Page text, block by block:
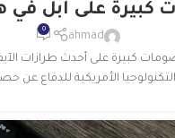
على أبل في
ahmad
0
كبيرة على أحدث طرازات
الأمريكية للدفاع عن